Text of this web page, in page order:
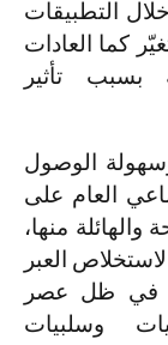
التطبيقات
كما العادات
بسبب تأثير
الوصول
العام على
والهائلة منها،
العبر
في ظل عصر
وسلبيات